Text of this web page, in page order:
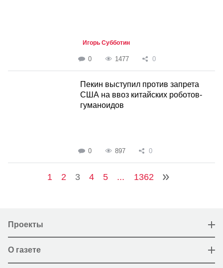
Игорь Субботин
0 1477 0
Пекин выступил против запрета
США на ввоз китайских роботов-
гуманоидов
0 897 0
1 2 3 4 5 ... 1362
Проекты
О газете